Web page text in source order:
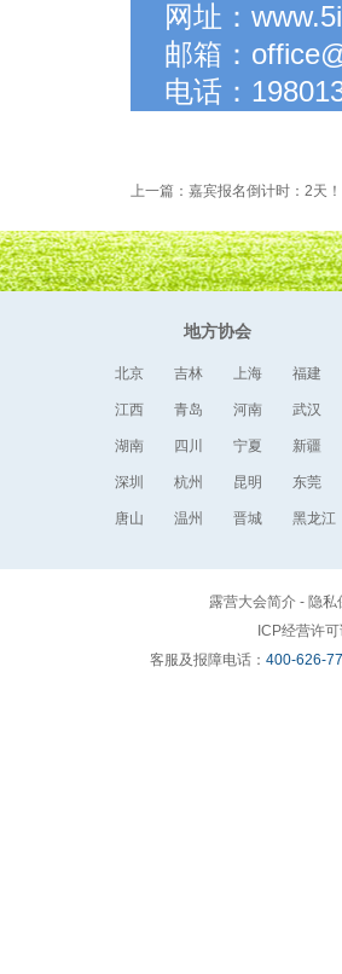
网址：
邮箱：
电话：
上一篇：嘉宾报名倒计时：2天
地方协会
北京 吉林 上海 福建
江西 青岛 河南 武汉
湖南 四川 宁夏 新疆
深圳 杭州 昆明 东莞
唐山 温州 晋城 黑龙江
露营大会简介 - 隐私
ICP经营许
客服及报障电话： 400-626-